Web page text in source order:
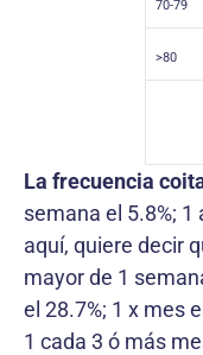
70-79
>80
La frecuencia
semana el 5.8%; 1
aquí, quiere decir
mayor de 1
el 28.7%; 1 x mes
1 cada 3 ó más